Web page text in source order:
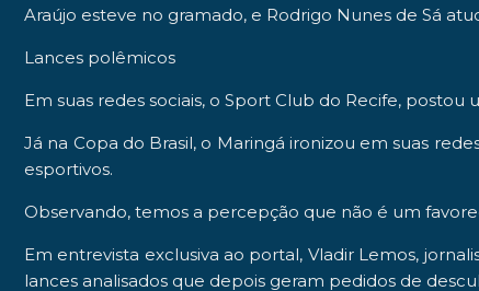
Araújo esteve no gramado, e Rodrigo Nunes de Sá
Lances polêmicos
Em suas redes sociais, o Sport Club do Recife, postou
Já na Copa do Brasil, o Maringá ironizou em suas
esportivos.
Observando, temos a percepção que não é um
Em entrevista exclusiva ao portal, Vladir Lemos,
lances analisados que depois geram pedidos de